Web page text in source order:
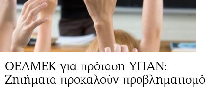
ΟΕΛΜΕΚ για πρόταση ΥΠΑΝ:
Zητήματα προκαλούν προβληματισμό